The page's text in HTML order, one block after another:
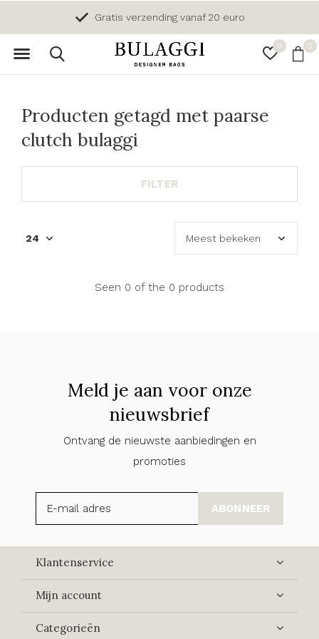
0 0
Gratis verzending vanaf 20 euro
Producten getagd met paarse
clutch bulaggi
FILTER
Seen 0 of the 0 products
Meld je aan voor onze
nieuwsbrief
Ontvang de nieuwste aanbiedingen en
promoties
ABONNEER
Klantenservice
Mijn account
Categorieën